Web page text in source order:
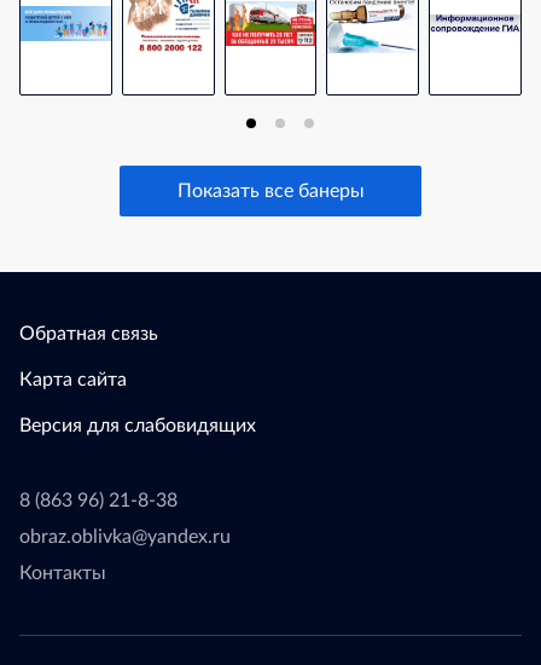
Показать все банеры
Обратная связь
Карта сайта
Версия для слабовидящих
8 (863 96) 21-8-38
obraz.oblivka@yandex.ru
Контакты